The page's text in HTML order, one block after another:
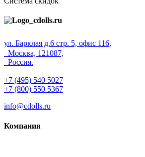
ул. Барклая д.6 стр. 5, офис 116,
Москва, 121087,
Россия.
+7 (495) 540 5027
+7 (800) 550 5367
info@cdolls.ru
Компания